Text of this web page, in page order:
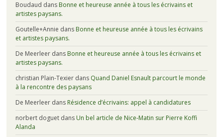
Boudaud dans Bonne et heureuse année à tous les écrivains et
artistes paysans.
Goutelle+Annie dans Bonne et heureuse année à tous les écrivains
et artistes paysans.
De Meerleerdans Bonne et heureuse année à tous les écrivains et
artistes paysans.
christian Plain-Texierdans Quand Daniel Esnault parcourt le monde
à la rencontre des paysans
De Meerleerdans Résidence d’écrivains: appel à candidatures
norbert doguetdans Un bel article de Nice-Matin sur Pierre Koffi
Alanda